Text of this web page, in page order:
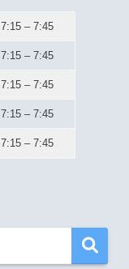
7:15 – 7:45
7:15 – 7:45
7:15 – 7:45
7:15 – 7:45
7:15 – 7:45